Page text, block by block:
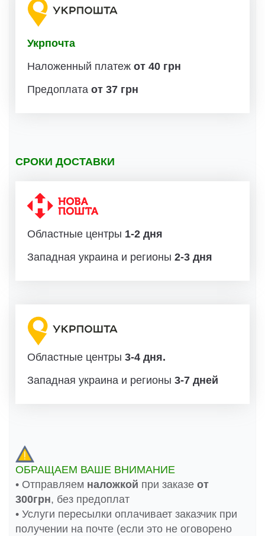
Укрпочта
Наложенный платеж от 40 грн
Предоплата от 37 грн
СРОКИ ДОСТАВКИ
Областные центры 1-2 дня
Западная украина и регионы 2-3 дня
Областные центры 3-4 дня.
Западная украина и регионы 3-7 дней
ОБРАЩАЕМ ВАШЕ ВНИМАНИЕ
• Отправляем наложкой при заказе от
300грн, без предоплат
• Услуги пересылки оплачивает заказчик при
получении на почте (если это не оговорено